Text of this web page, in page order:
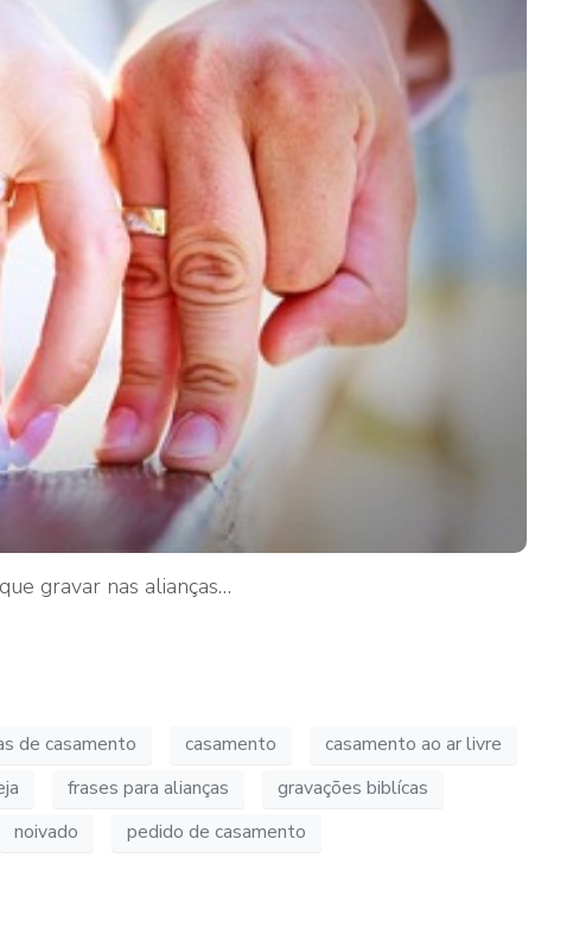
gravar nas alianças…
de casamento casamento
casamento ao ar livre
frases para alianças
gravações biblícas
noivado pedido de casamento